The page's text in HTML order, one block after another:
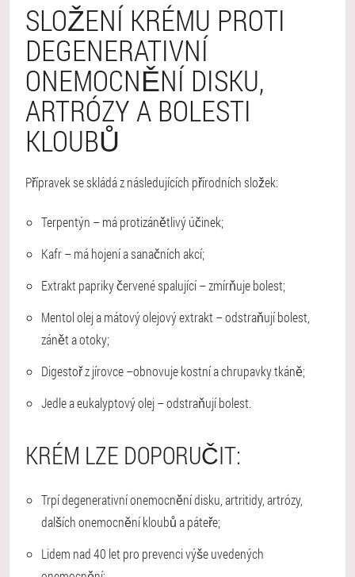
SLOŽENÍ KRÉMU PROTI
DEGENERATIVNÍ
ONEMOCNĚNÍ DISKU,
ARTRÓZY A BOLESTI
KLOUBŮ
Přípravek se skládá z následujících přírodních složek:
Terpentýn – má protizánětlivý účinek;
Kafr– má hojení a sanačních akcí;
Extrakt papriky červené spalující– zmírňuje bolest;
Mentol olej a mátový olejový extrakt – odstraňují bolest,
zánět a otoky;
Digestoř z jírovce–obnovuje kostní a chrupavky tkáně;
Jedle a eukalyptový olej– odstraňují bolest.
KRÉM LZE DOPORUČIT:
Trpí degenerativní onemocnění disku, artritidy, artrózy,
dalších onemocnění kloubů a páteře;
Lidem nad 40 let pro prevenci výše uvedených